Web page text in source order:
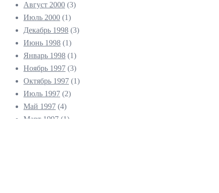
Август 2000 (3)
Июль 2000 (1)
Декабрь 1998 (3)
Июнь 1998 (1)
Январь 1998 (1)
Ноябрь 1997 (3)
Октябрь 1997 (1)
Июль 1997 (2)
Май 1997 (4)
Март 1997 (1)